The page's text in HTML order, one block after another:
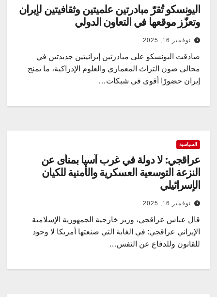
اليونسكو تُقرّ مبادرتين علميتين وثقافيتين لإيران
وتعزّز موقعها في التعاون الدولي
نوفمبر 16, 2025
صادقت اليونسكو على مبادرتين إيرانيتين جديدتين في
مجالي صون التراث المعماري والعلوم الإدراكية، ما يمنح
إيران حضورًا أقوى في شبكات…
السياسية
عراقجي: لا دولة في غرب آسيا بمنأى عن
النزعة التوسعية العسكرية والأمنية للكيان
الإسرائيلي
نوفمبر 16, 2025
قال عباس عراقجي، وزير خارجية الجمهورية الإسلامية
الإيراني عراقجي: في الغابة التي صنعتها أمريكا لا وجود
للقانون وللدفاع عن النفس…